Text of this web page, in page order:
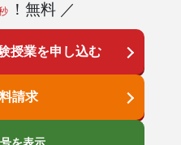
！無料 ／
授業を申し込む
請求